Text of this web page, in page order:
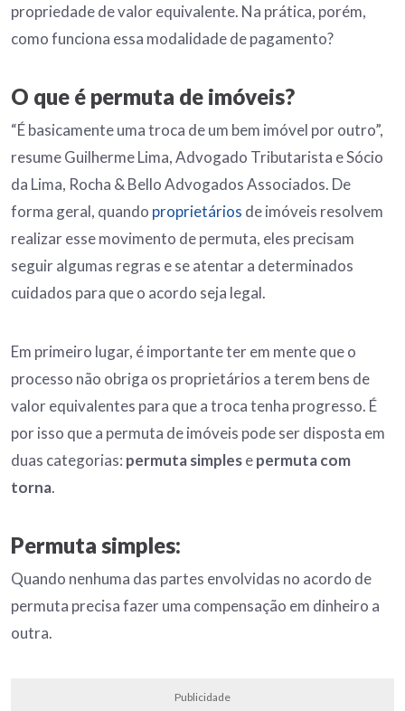
propriedade de valor equivalente. Na prática, porém,
como funciona essa modalidade de pagamento?
O que é permuta de imóveis?
“É basicamente uma troca de um bem imóvel por outro”,
resume Guilherme Lima, Advogado Tributarista e Sócio
da Lima, Rocha & Bello Advogados Associados. De
forma geral, quando proprietários de imóveis resolvem
realizar esse movimento de permuta, eles precisam
seguir algumas regras e se atentar a determinados
cuidados para que o acordo seja legal.
Em primeiro lugar, é importante ter em mente que o
processo não obriga os proprietários a terem bens de
valor equivalentes para que a troca tenha progresso. É
por isso que a permuta de imóveis pode ser disposta em
duas categorias: permuta simplesepermuta com
torna.
Permuta simples:
Quando nenhuma das partes envolvidas no acordo de
permuta precisa fazer uma compensação em dinheiro a
outra.
Publicidade